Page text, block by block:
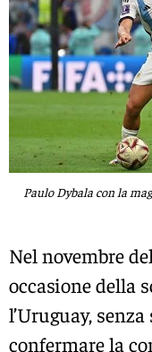
Paulo Dybala con la
Nel novembre
occasione della
l’Uruguay,
confermare la